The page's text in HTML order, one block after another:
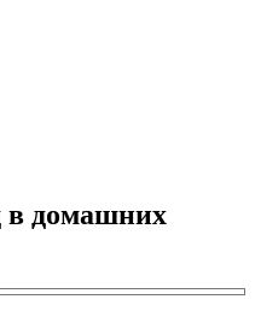
в домашних